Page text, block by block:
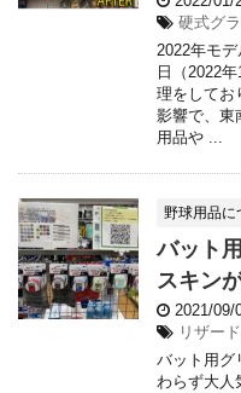
硬式グ
2022年モ
日（2022
理をしてお
影響で、東
用品や ...
野球用品に
バット
スキン
2021/09/
リザー
バット用グ
わらず大人